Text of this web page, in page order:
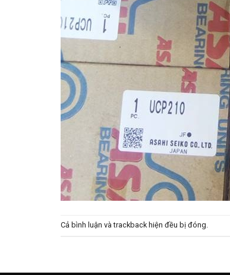
Cả bình luận và trackback hiện đều bị đóng.